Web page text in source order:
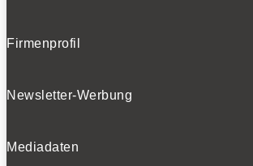
Firmenprofil
Newsletter-Werbung
Mediadaten